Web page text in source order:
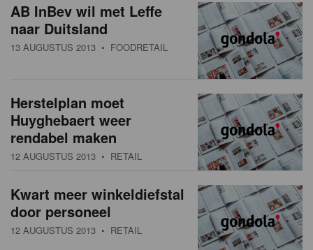
AB InBev wil met Leffe
naar Duitsland
13 AUGUSTUS 2013 • FOODRETAIL
Herstelplan moet
Huyghebaert weer
rendabel maken
12 AUGUSTUS 2013 • RETAIL
Kwart meer winkeldiefstal
door personeel
12 AUGUSTUS 2013 • RETAIL